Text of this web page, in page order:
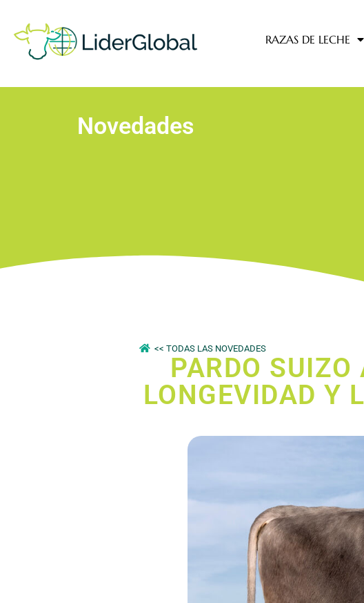
RAZAS DE LECHE
Novedades
<< TODAS LAS NOVEDADES
PARDO
LONGEVIDAD Y